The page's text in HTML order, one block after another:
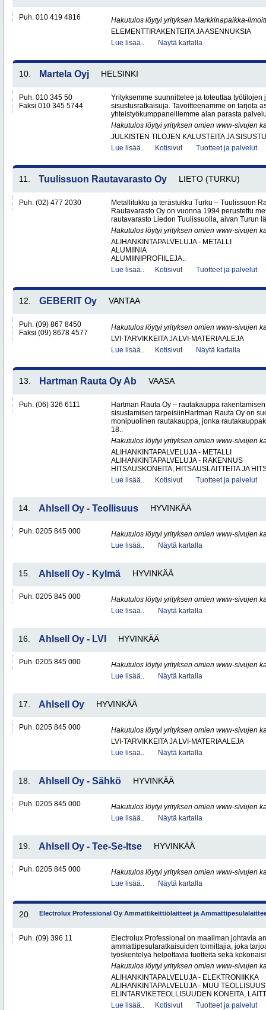
Puh. 010 419 4816
Hakutulos löytyi yrityksen Markkinapaikka-
ELEMENTTIRAKENTEITA JA ASENNUKSIA
Lue lisää..
Näytä kartalla
10. Martela Oyj HELSINKI
Puh. 010 345 50
Faksi 010 345 5744
Yrityksemme suunnittelee ja toteuttaa työtilojen
sisustusratkaisuja. Tavoitteenamme on tarjota
yhteistyökumppaneillemme alan parasta
Hakutulos löytyi yrityksen omien www-sivujen
JULKISTEN TILOJEN KALUSTEITA JA
Lue lisää..
Kotisivut Tuotteet ja palvelut
11. Tuulissuon Rautavarasto Oy LIETO (TURKU)
Puh. (02) 477 2030
Metallitukku ja terästukku Turku – Tuulissuon
Rautavarasto Oy on vuonna 1994 perustettu
rautavarasto Liedon Tuulissuolla, aivan Turun
Hakutulos löytyi yrityksen omien www-sivujen
ALIHANKINTAPALVELUJA - METALLI
ALUMIINIA
ALUMIINIPROFIILEJA..
Lue lisää..
Kotisivut Tuotteet ja palvelut
12. GEBERIT Oy VANTAA
Puh. (09) 867 8450
Faksi (09) 8678 4577
Hakutulos löytyi yrityksen omien www-sivujen
LVI-TARVIKKEITA JA LVI-MATERIAALEJA
Lue lisää..
Kotisivut Näytä kartalla
13. Hartman Rauta Oy Ab VAASA
Puh. (06) 326 6111
Hartman Rauta Oy – rautakauppa
sisustamisen tarpeisiinHartman Rauta Oy on
monipuolinen rautakauppa, jonka
18..
Hakutulos löytyi yrityksen omien www-sivujen
ALIHANKINTAPALVELUJA - METALLI
ALIHANKINTAPALVELUJA - RAKENNUS
HITSAUSKONEITA, HITSAUSLAITTEITA JA
Lue lisää..
Kotisivut Tuotteet ja palvelut
14. Ahlsell Oy - Teollisuus HYVINKÄÄ
Puh. 0205 845 000
Hakutulos löytyi yrityksen omien www-sivujen
Lue lisää..
Näytä kartalla
15. Ahlsell Oy - Kylmä HYVINKÄÄ
Puh. 0205 845 000
Hakutulos löytyi yrityksen omien www-sivujen
Lue lisää..
Näytä kartalla
16. Ahlsell Oy - LVI HYVINKÄÄ
Puh. 0205 845 000
Hakutulos löytyi yrityksen omien www-sivujen
Lue lisää..
Näytä kartalla
17. Ahlsell Oy HYVINKÄÄ
Puh. 0205 845 000
Hakutulos löytyi yrityksen omien www-sivujen
LVI-TARVIKKEITA JA LVI-MATERIAALEJA
Lue lisää..
Näytä kartalla
18. Ahlsell Oy - Sähkö HYVINKÄÄ
Puh. 0205 845 000
Hakutulos löytyi yrityksen omien www-sivujen
Lue lisää..
Näytä kartalla
19. Ahlsell Oy - Tee-Se-Itse HYVINKÄÄ
Puh. 0205 845 000
Hakutulos löytyi yrityksen omien www-sivujen
Lue lisää..
Näytä kartalla
20. Electrolux Professional Oy Ammattikeittiölaitteet ja
Puh. (09) 396 11
Electrolux Professional on maailman johtavia
ammattipesularatkaisuiden toimittajia, joka
työskentelyä helpottavia tuotteita sekä
Hakutulos löytyi yrityksen omien www-sivujen
ALIHANKINTAPALVELUJA - ELEKTRONIIKKA
ALIHANKINTAPALVELUJA - MUU TEOLLISUUS
ELINTARVIKETEOLLISUUDEN KONEITA,
Lue lisää..
Kotisivut Tuotteet ja palvelut